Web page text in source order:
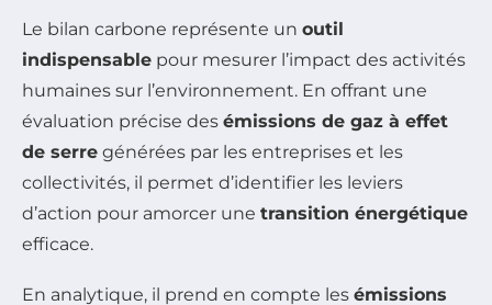
Le bilan carbone représente un outil
indispensable pour mesurer l’impact des activités
humaines sur l’environnement. En offrant une
évaluation précise des émissions de gaz à effet
de serre générées par les entreprises et les
collectivités, il permet d’identifier les leviers
d’action pour amorcer une transition énergétique
efficace.
En analytique, il prend en compte les émissions